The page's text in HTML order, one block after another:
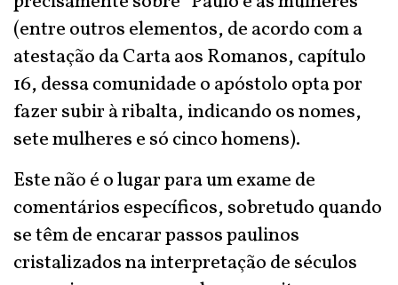
(entre outros elementos, de acordo com a
atestação da Carta aos Romanos, capítulo
16, dessa comunidade o apóstolo opta por
fazer subir à ribalta, indicando os nomes,
sete mulheres e só cinco homens).
Este não é o lugar para um exame de
comentários específicos, sobretudo quando
se têm de encarar passos paulinos
cristalizados na interpretação de séculos